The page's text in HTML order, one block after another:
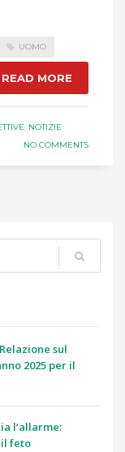
UOMO
READ MORE
, NOTIZIE
NO COMMENTS
sul
2025 per il
l’allarme:
il feto